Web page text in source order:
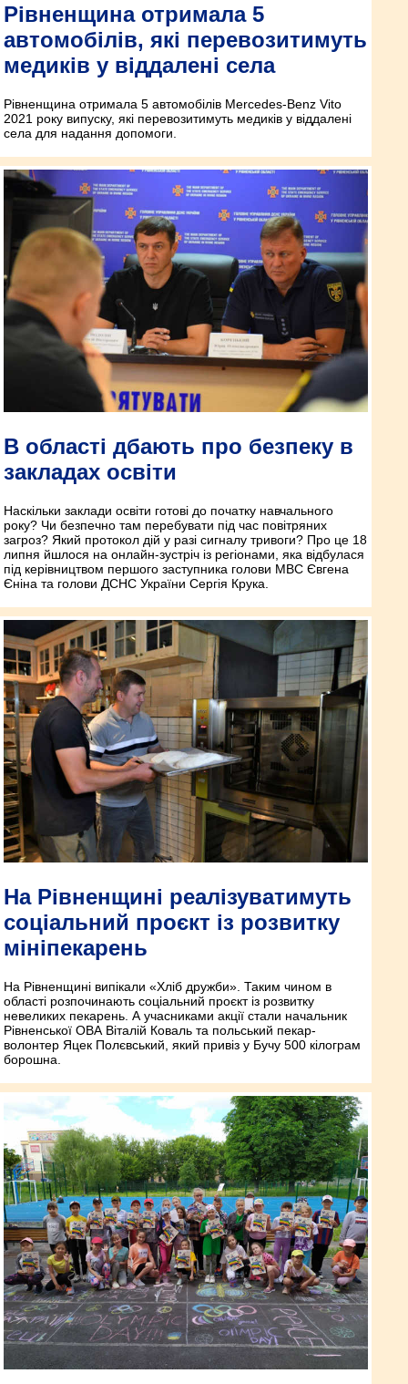
Рівненщина отримала 5
автомобілів, які перевозитимуть
медиків у віддалені села
Рівненщина отримала 5 автомобілів Mercedes-Benz Vito
2021 року випуску, які перевозитимуть медиків у віддалені
села для надання допомоги.
В області дбають про безпеку в
закладах освіти
Наскільки заклади освіти готові до початку навчального
року? Чи безпечно там перебувати під час повітряних
загроз? Який протокол дій у разі сигналу тривоги? Про це 18
липня йшлося на онлайн-зустріч із регіонами, яка відбулася
під керівництвом першого заступника голови МВС Євгена
Єніна та голови ДСНС України Сергія Крука.
На Рівненщині реалізуватимуть
соціальний проєкт із розвитку
мініпекарень
На Рівненщині випікали «Хліб дружби». Таким чином в
області розпочинають соціальний проєкт із розвитку
невеликих пекарень. А учасниками акції стали начальник
Рівненської ОВА Віталій Коваль та польський пекар-
волонтер Яцек Полєвський, який привіз у Бучу 500 кілограм
борошна.